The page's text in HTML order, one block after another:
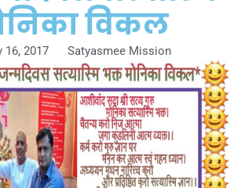
विकल
16, 2017 Satyasmee Mission